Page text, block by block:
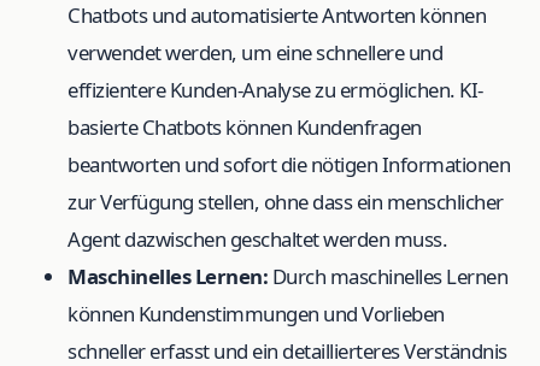
Chatbots und automatisierte Antworten können
verwendet werden, um eine schnellere und
effizientere Kunden-Analyse zu ermöglichen. KI-
basierte Chatbots können Kundenfragen
beantworten und sofort die nötigen Informationen
zur Verfügung stellen, ohne dass ein menschlicher
Agent dazwischen geschaltet werden muss.
Maschinelles Lernen: Durch maschinelles Lernen
können Kundenstimmungen und Vorlieben
schneller erfasst und ein detaillierteres Verständnis